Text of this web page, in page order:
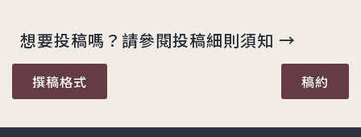
想要投稿嗎？請參閱投稿細則須知 →
撰稿格式 稿約